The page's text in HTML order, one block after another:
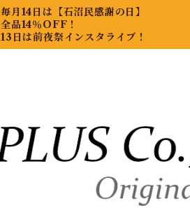
毎月14日は【石沼民感謝の日】
全品14％OFF！
13日は前夜祭インスタライブ！